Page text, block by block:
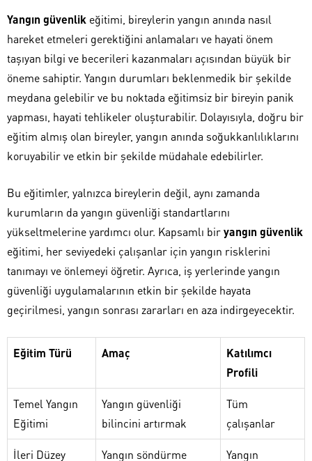
Yangın güvenlik eğitimi, bireylerin yangın anında nasıl
hareket etmeleri gerektiğini anlamaları ve hayati önem
taşıyan bilgi ve becerileri kazanmaları açısından büyük bir
öneme sahiptir. Yangın durumları beklenmedik bir şekilde
meydana gelebilir ve bu noktada eğitimsiz bir bireyin panik
yapması, hayati tehlikeler oluşturabilir. Dolayısıyla, doğru bir
eğitim almış olan bireyler, yangın anında soğukkanlılıklarını
koruyabilir ve etkin bir şekilde müdahale edebilirler.
Bu eğitimler, yalnızca bireylerin değil, aynı zamanda
kurumların da yangın güvenliği standartlarını
yükseltmelerine yardımcı olur. Kapsamlı biryangın güvenlik
eğitimi, her seviyedeki çalışanlar için yangın risklerini
tanımayı ve önlemeyi öğretir. Ayrıca, iş yerlerinde yangın
güvenliği uygulamalarının etkin bir şekilde hayata
geçirilmesi, yangın sonrası zararları en aza indirgeyecektir.
Eğitim Türü Amaç
Katılımcı
Profili
Temel Yangın
Eğitimi
Yangın güvenliği
bilincini artırmak
Tüm
çalışanlar
İleri Düzey Yangın söndürme Yangın